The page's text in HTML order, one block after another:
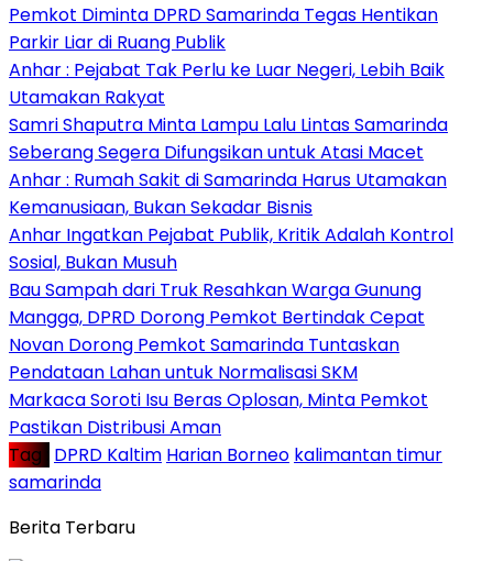
Pemkot Diminta DPRD Samarinda Tegas Hentikan
Parkir Liar di Ruang Publik
Anhar : Pejabat Tak Perlu ke Luar Negeri, Lebih Baik
Utamakan Rakyat
Samri Shaputra Minta Lampu Lalu Lintas Samarinda
Seberang Segera Difungsikan untuk Atasi Macet
Anhar : Rumah Sakit di Samarinda Harus Utamakan
Kemanusiaan, Bukan Sekadar Bisnis
Anhar Ingatkan Pejabat Publik, Kritik Adalah Kontrol
Sosial, Bukan Musuh
Bau Sampah dari Truk Resahkan Warga Gunung
Mangga, DPRD Dorong Pemkot Bertindak Cepat
Novan Dorong Pemkot Samarinda Tuntaskan
Pendataan Lahan untuk Normalisasi SKM
Markaca Soroti Isu Beras Oplosan, Minta Pemkot
Pastikan Distribusi Aman
Tag : DPRD Kaltim Harian Borneo kalimantan timur
samarinda
Berita Terbaru